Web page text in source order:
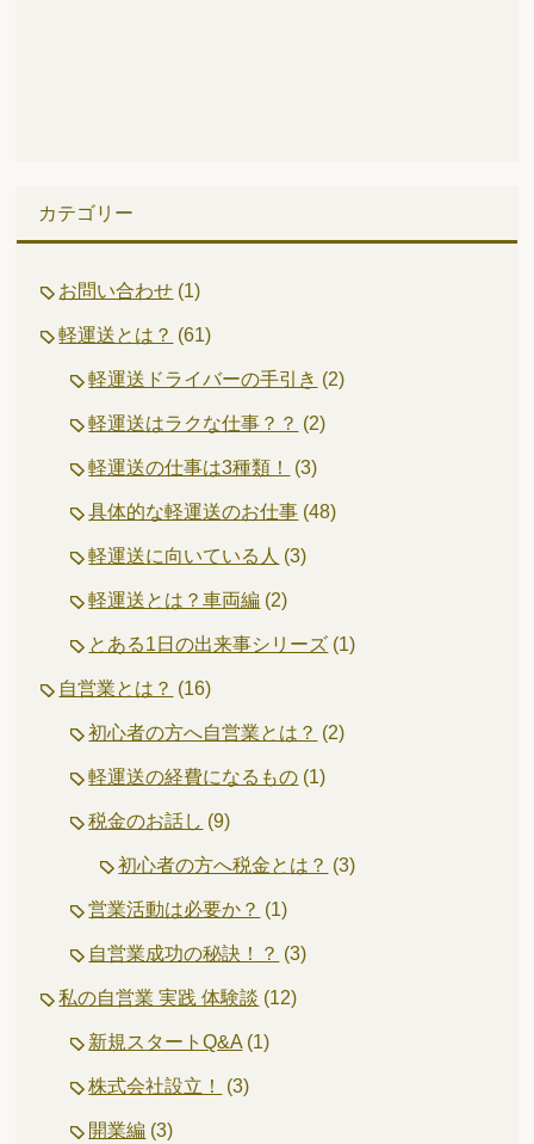
カテゴリー
お問い合わせ (1)
軽運送とは？ (61)
軽運送ドライバーの手引き (2)
軽運送はラクな仕事？？ (2)
軽運送の仕事は3種類！ (3)
具体的な軽運送のお仕事 (48)
軽運送に向いている人 (3)
軽運送とは？車両編 (2)
とある1日の出来事シリーズ (1)
自営業とは？ (16)
初心者の方へ自営業とは？ (2)
軽運送の経費になるもの (1)
税金のお話し (9)
初心者の方へ税金とは？ (3)
営業活動は必要か？ (1)
自営業成功の秘訣！？ (3)
私の自営業 実践 体験談 (12)
新規スタートQ&A (1)
株式会社設立！ (3)
開業編 (3)